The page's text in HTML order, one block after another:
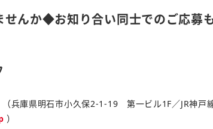
んか◆お知り合い同士でのご応募
（兵庫県明石市小久保2-1-19 第一ビル1F／JR神戸
）